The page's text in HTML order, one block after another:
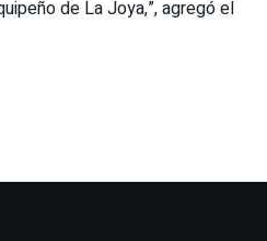
de La Joya,”, agregó el